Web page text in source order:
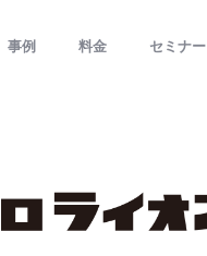
事例 料金 セミナー